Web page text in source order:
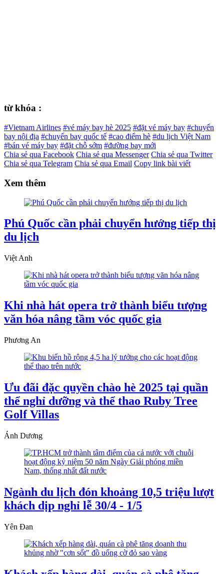
từ khóa :
#Vietnam Airlines #vé máy bay hè 2025 #đặt vé máy bay #chuyến
bay nội địa #chuyến bay quốc tế #cao điểm hè #du lịch Việt Nam
#bán vé máy bay #đặt chỗ sớm #đường bay mới
Chia sẻ qua Facebook Chia sẻ qua Messenger Chia sẻ qua Twitter
Chia sẻ qua Telegram Chia sẻ qua Email Copy link bài viết
Xem thêm
Phú Quốc cần phải chuyển hướng tiếp thị
du lịch
Việt Anh
Khi nhà hát opera trở thành biểu tượng
văn hóa nâng tầm vóc quốc gia
Phương An
Ưu đãi đặc quyền chào hè 2025 tại quần
thể nghỉ dưỡng và thể thao Ruby Tree
Golf Villas
Ánh Dương
Ngành du lịch đón khoảng 10,5 triệu lượt
khách dịp nghỉ lễ 30/4 - 1/5
Yên Đan